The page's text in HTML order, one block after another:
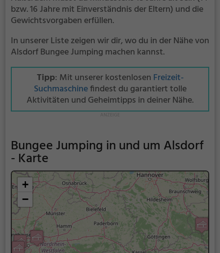
bzw. 16 Jahre mit Einverständnis der Eltern) und die
Gewichtsvorgaben erfüllen.
In unserer Liste zeigen wir dir, wo du in der Nähe von
Alsdorf Bungee Jumping machen kannst.
Tipp: Mit unserer kostenlosen Freizeit-
Suchmaschinefindest du garantiert tolle
Aktivitäten und Geheimtipps in deiner Nähe.
Bungee Jumping in und um Alsdorf
- Karte
+
−